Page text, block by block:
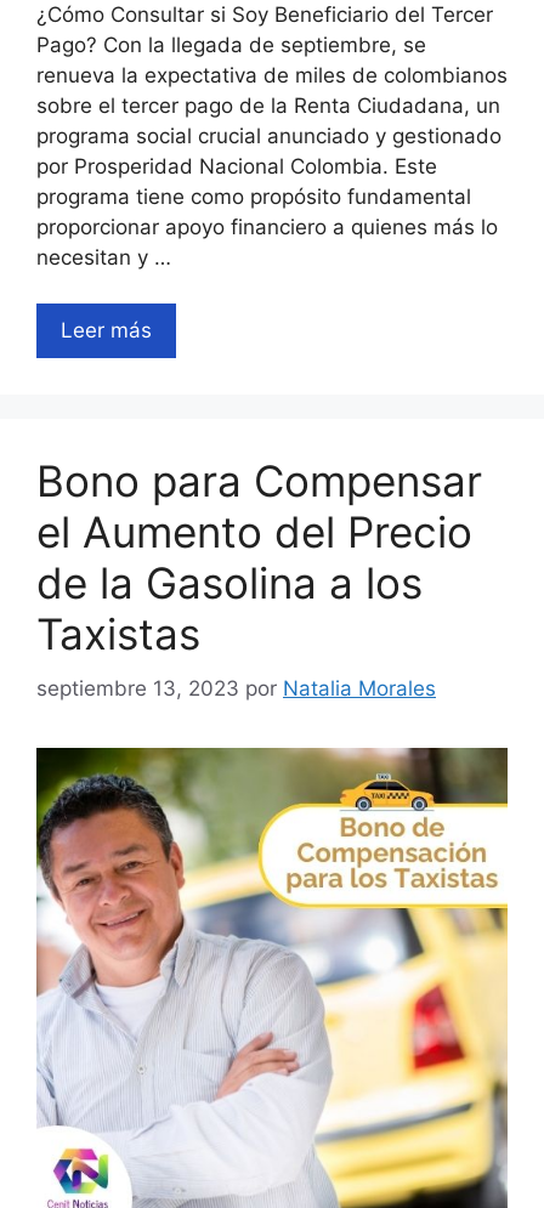
¿Cómo Consultar si Soy Beneficiario del Tercer
Pago? Con la llegada de septiembre, se
renueva la expectativa de miles de colombianos
sobre el tercer pago de la Renta Ciudadana, un
programa social crucial anunciado y gestionado
por Prosperidad Nacional Colombia. Este
programa tiene como propósito fundamental
proporcionar apoyo financiero a quienes más lo
necesitan y …
Leer más
Bono para Compensar
el Aumento del Precio
de la Gasolina a los
Taxistas
septiembre 13, 2023 por Natalia Morales